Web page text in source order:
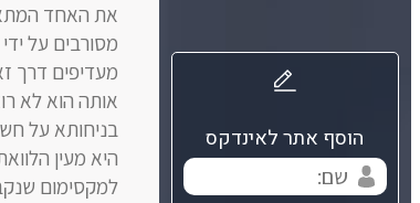
הוסף אתר לאינדקס
את האחד
מסורבים על
מעדיפים דרך
אותה הוא לא
בניחותא על
היא מעין
למקסימום